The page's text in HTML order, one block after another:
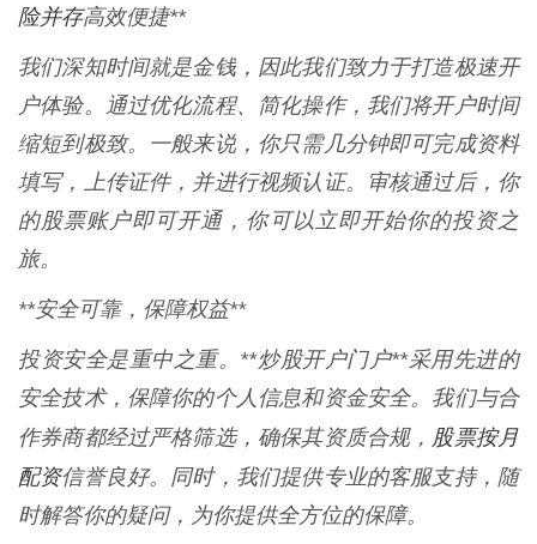
险并存高效便捷**
我们深知时间就是金钱，因此我们致力于打造极速开
户体验。通过优化流程、简化操作，我们将开户时间
缩短到极致。一般来说，你只需几分钟即可完成资料
填写，上传证件，并进行视频认证。审核通过后，你
的股票账户即可开通，你可以立即开始你的投资之
旅。
**安全可靠，保障权益**
投资安全是重中之重。**炒股开户门户**采用先进的
安全技术，保障你的个人信息和资金安全。我们与合
作券商都经过严格筛选，确保其资质合规， 股票按月
配资信誉良好。同时，我们提供专业的客服支持，随
时解答你的疑问，为你提供全方位的保障。